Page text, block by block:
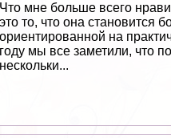
Что мне больше всего
это то, что она становится
ориентированной на
году мы все заметили, что
нескольки...